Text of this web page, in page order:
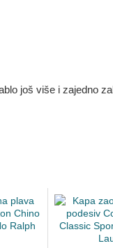
još više i zajedno